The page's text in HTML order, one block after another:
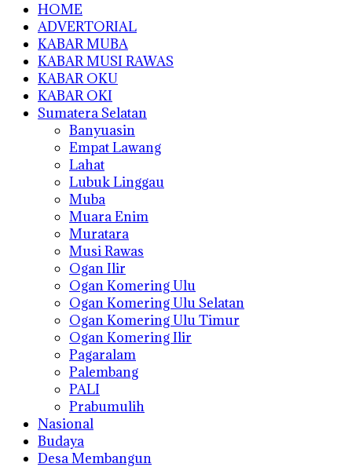
HOME
ADVERTORIAL
KABAR MUBA
KABAR MUSI RAWAS
KABAR OKU
KABAR OKI
Sumatera Selatan
Banyuasin
Empat Lawang
Lahat
Lubuk Linggau
Muba
Muara Enim
Muratara
Musi Rawas
Ogan Ilir
Ogan Komering Ulu
Ogan Komering Ulu Selatan
Ogan Komering Ulu Timur
Ogan Komering Ilir
Pagaralam
Palembang
PALI
Prabumulih
Nasional
Budaya
Desa Membangun